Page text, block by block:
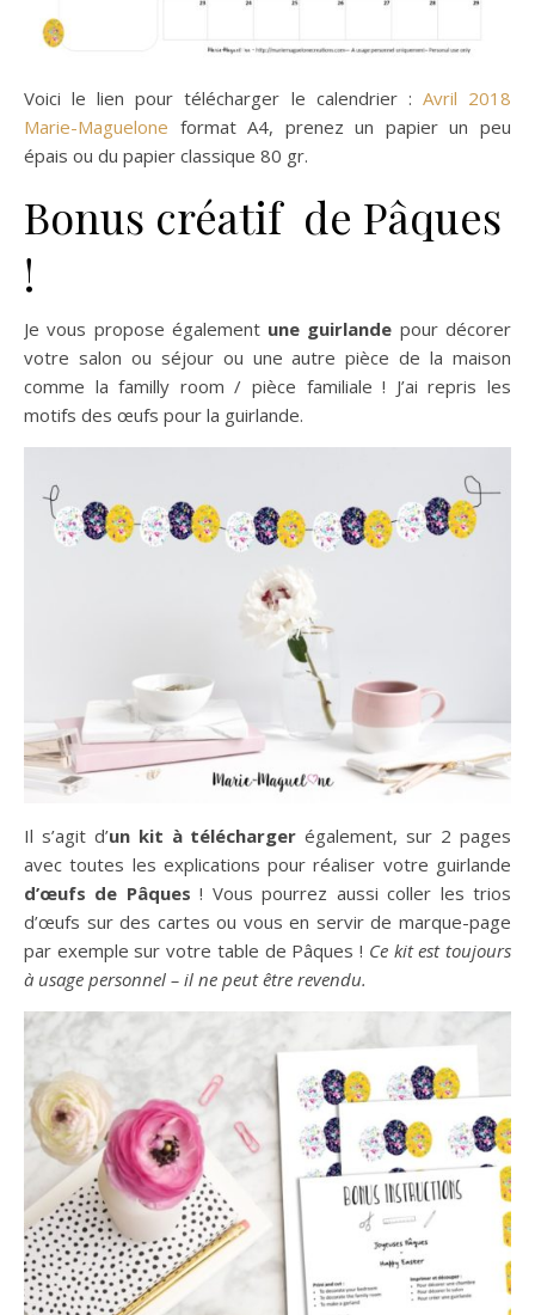
Voici le lien pour télécharger le calendrier : Avril 2018
Marie-Maguelone format A4, prenez un papier un peu
épais ou du papier classique 80 gr.
Bonus créatif de Pâques
!
Je vous propose également une guirlande pour décorer
votre salon ou séjour ou une autre pièce de la maison
comme la familly room / pièce familiale ! J’ai repris les
motifs des œufs pour la guirlande.
Il s’agit d’un kit à télécharger également, sur 2 pages
avec toutes les explications pour réaliser votre guirlande
d’œufs de Pâques ! Vous pourrez aussi coller les trios
d’œufs sur des cartes ou vous en servir de marque-page
par exemple sur votre table de Pâques ! Ce kit est toujours
à usage personnel – il ne peut être revendu.